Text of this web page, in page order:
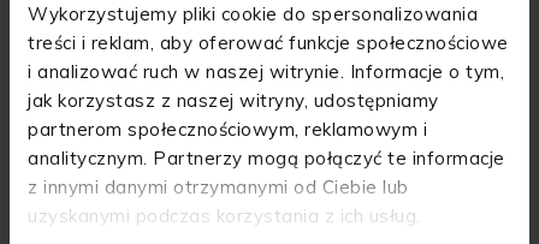
Wykorzystujemy pliki cookie do spersonalizowania
treści i reklam, aby oferować funkcje społecznościowe
i analizować ruch w naszej witrynie. Informacje o tym,
jak korzystasz z naszej witryny, udostępniamy
partnerom społecznościowym, reklamowym i
analitycznym. Partnerzy mogą połączyć te informacje
z innymi danymi otrzymanymi od Ciebie lub
uzyskanymi podczas korzystania z ich usług.
Nie znalazłeś odpowiedzi
na swoje pytania?
NAPISZ DO NAS